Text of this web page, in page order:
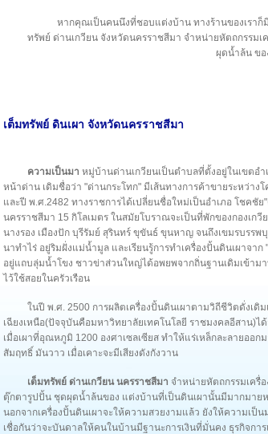
หากคุณเป็นคนนึงที่ชอบแต่งบ้าน ทางร้านของเรา
ทรัพย์ ด่านเกวียน จังหวัดนครราชสีมา จำหน่ายหัตถกรรม
ผุดน้ำล้น ขอ
เต็มทรัพย์ ดินเผา จังหวัดนครราชสีมา
ความเป็นมา หมู่บ้านด่านเกวียนเป็นตำบลที่ตั้งอยู่ในเขตอ
หน้าด่าน เดิมชื่อว่า "ด่านกระโทก" มีเส้นทางการค้าขายระหว่าง
และปี พ.ศ.2482 ทางราชการได้เปลี่ยนชื่อใหม่เป็นอำเภอ โชคชั
นครราชสีมา 15 กิโลเมตร ในสมัยโบราณจะเป็นที่พักของกองเก
นางรอง เมืองปัก บุรีรัมย์ สุรินทร์ ขุขันธ์ ขุนหาญ จนถึงเขมรบรร
นาทำไร่ อยู่ริมฝั่งแม่น้ำมูล และเรียนรู้การทำเครื่องปั้นดินเผาจา
อยู่แถบลุ่มน้ำโขง ชาวข่าส่วนใหญ่ได้อพยพจากถิ่นฐานเดิมเข้า
ไว้ใช้สอยในครัวเรือน
ในปี พ.ศ. 2500 การผลิตเครื่องปั้นดินเผาตามวิถีชีวิตดั่งเดิ
เฉียงเหนือ(ปัจจุบันคือมหาวิทยาลัยเทคโนโลยี ราชมงคลอีสาน)
เมื่อเผาที่อุณหภูมิ 1200 องศาเซลเซียส ทำให้แร่เหล็กละลายออ
สัมฤทธิ์ มันวาว เมื่อเคาะจะมีเสียงดังกังวาน
เต็มทรัพย์ ด่านเกวียน นครราชสีมา จำหน่ายหัตถกรรมเครื่
ตุ๊กตารูปปั้น ชุดผุดน้ำล้นของ แต่งบ้านที่เป็นดินเผานั้นมีมากมา
นอกจากเครื่องปั้นดินเผาจะให้ความสวยงามแล้ว ยังให้ความเป็
เชื่อกันว่าจะบันดาลให้คนในบ้านมีฐานะการเงินที่มั่นคง ธุรกิจการเ